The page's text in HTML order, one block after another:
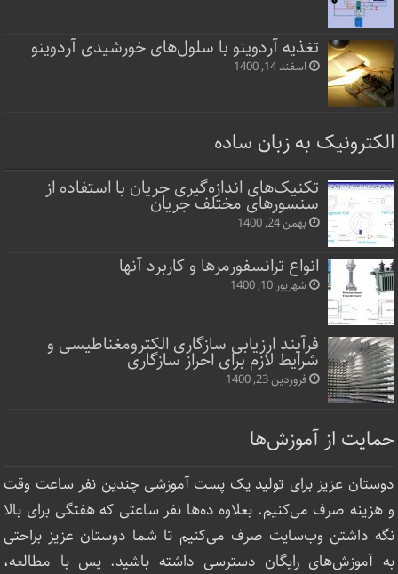
تغذیه آردوینو با سلول‌های خورشیدی آردوینو
اسفند 14, 1400
الکترونیک به زبان ساده
تکنیک‌های اندازه‌گیری جریان با استفاده از
سنسورهای مختلف جریان
بهمن 24, 1400
انواع ترانسفورمرها و کاربرد آنها
شهریور 10, 1400
فرآیند ارزیابی سازگاری الکترومغناطیسی و
شرایط لازم برای احراز سازگاری
فروردین 23, 1400
حمایت از آموزش‌ها
دوستان عزیز برای تولید یک پست آموزشی چندین نفر ساعت‌ وقت
و هزینه صرف می‌کنیم. بعلاوه ده‌ها نفر ساعتی که هفتگی برای بالا
نگه داشتن وب‌سایت صرف ‌می‌کنیم تا شما دوستان عزیز براحتی
به آموزش‌های رایگان دسترسی داشته باشید. پس با مطالعه،